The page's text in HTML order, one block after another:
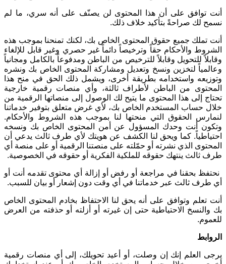
أنت توافق على أن هذا المحتوى لن يصنّف على أنه سري، ما لم
نسمح لك صراحةً بتأكيد خلاف ذلك.
أنت تملك جميع حقوق المحتوى الخاص بك، لكنك تمنحنا بموجب هذه
الشروط والأحكام حقاً وترخيصاً دائماً غير حصري وغير قابل للإلغاء
وقابلاً للتحويل وقابلاً للترخيص من الباطن ومدفوعاً بالكامل ومجانياً
وعالمياً لتخزين ونسخ وتعديل ومشاركة المحتوى الخاص بك ونشره
وتوزيعه واستخدامه بطريقة أخرى، ويشمل ذلك الحق في منح هذا
المحتوى من الباطن لأطراف ثالثة، وأي منصات رقمية خارجية
تحتاج إلى هذا المحتوى ما يتيح لك الوصول إلى منصاتها الرقمية من
خلال حساب المستخدم الخاص بك، لأي غرض متعلق بتوفير خدماتنا
لنمارس الحقوق التي منحتها لنا بموجب هذه الشروط والأحكام.
وتكون أنت وحدك المسؤول عن أمن المحتوى الخاص بك ونسخه
احتياطياً. كما ويحق لنا الكشف عن هويتك لأي طرف ثالث يدعي أن
المحتوى الذي نشرته أو حمّلته على منصتنا الرقمية أو على منصة أي
طرف ثالث ينتهك حقوقه للملكية الفكرية أو حقوقه في الخصوصية.
نحتفظ بحقنا في مراجعة أو رفض أو إزالة أي محتوى تقدمه أنت أو
أي طرف ثالث عبر خدماتنا في أي وقت دون إشعار أو بيان للسبب.
أنت تعلم وتوافق على أنه يحق لنا الاحتفاظ بخادم المحتوى الخاص
بك والنسخ الاحتياطية حتى إن غيرته أو أزلته أو حذفته من العرض
للعموم.
الروابط
يرجى العلم إنك إن وصلت، أو أعيد تحويلك، إلى أي منصات رقمية